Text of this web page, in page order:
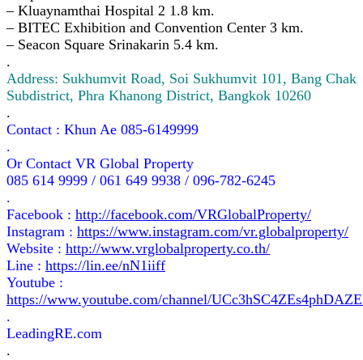
– Kluaynamthai Hospital 2 1.8 km.
– BITEC Exhibition and Convention Center 3 km.
– Seacon Square Srinakarin 5.4 km.
.
Address: Sukhumvit Road, Soi Sukhumvit 101, Bang Chak
Subdistrict, Phra Khanong District, Bangkok 10260
.
Contact : Khun Ae 085-6149999
.
Or Contact VR Global Property
085 614 9999 / 061 649 9938 / 096-782-6245
.
Facebook : http://facebook.com/VRGlobalProperty/
Instagram : https://www.instagram.com/vr.globalproperty/
Website : http://www.vrglobalproperty.co.th/
Line : https://lin.ee/nN1iiff
Youtube :
https://www.youtube.com/channel/
.
LeadingRE.com
.